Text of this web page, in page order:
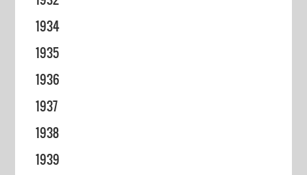
1934
1935
1936
1937
1938
1939